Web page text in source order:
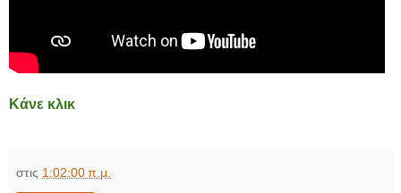
Κάνε κλικ
στις 1:02:00 π.μ.